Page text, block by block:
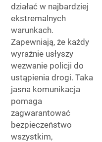
działać w najbardziej
ekstremalnych
warunkach.
Zapewniają, że każdy
wyraźnie usłyszy
wezwanie policji do
ustąpienia drogi. Taka
jasna komunikacja
pomaga
zagwarantować
bezpieczeństwo
wszystkim,